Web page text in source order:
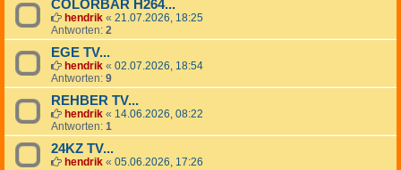
COLORBAR H264...
hendrik « 21.07.2026, 18:25
Antworten: 2
EGE TV...
hendrik « 02.07.2026, 18:54
Antworten: 9
REHBER TV...
hendrik « 14.06.2026, 08:22
Antworten: 1
24KZ TV...
hendrik « 05.06.2026, 17:26